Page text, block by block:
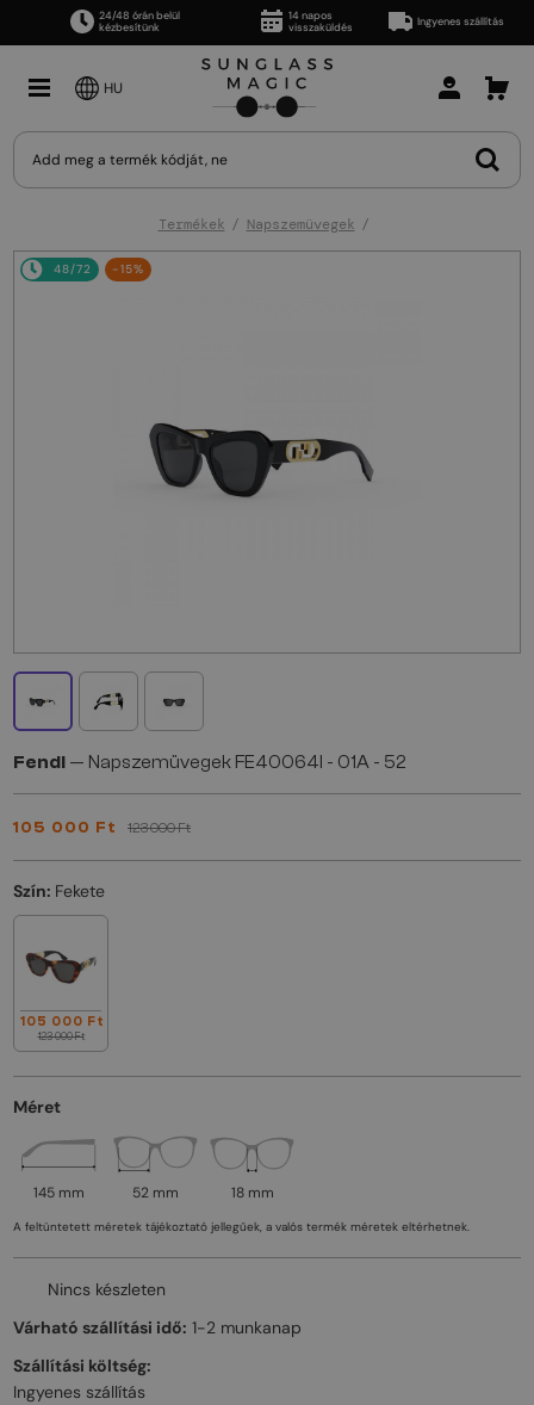
24/48 órán belül
kézbesítünk
14 napos
visszaküldés
Ingyenes szállítás
HU
Termékek Napszemüvegek
48/72 -15%
Fendi — Napszemüvegek FE40064I - 01A - 52
105 000 Ft 123 000 Ft
Szín: Fekete
105 000 Ft
123 000 Ft
Méret
145 mm 52 mm 18 mm
A feltüntetett méretek tájékoztató jellegűek, a valós termék méretek eltérhetnek.
Nincs készleten
Várható szállítási idő: 1-2 munkanap
Szállítási költség:
Ingyenes szállítás